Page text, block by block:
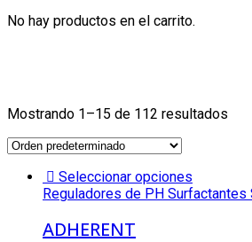
No hay productos en el carrito.
Mostrando 1–15 de 112 resultados
Seleccionar opciones
Reguladores de PH
ADHERENT